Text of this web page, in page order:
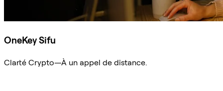
OneKey Sifu
Clarté Crypto—À un appel de distance.